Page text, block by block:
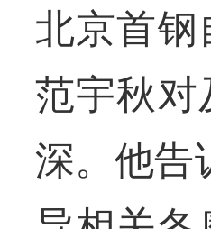
北京首钢
范宇秋对
深。他告